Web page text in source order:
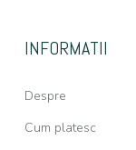
INFORMATII
Despre
Cum platesc